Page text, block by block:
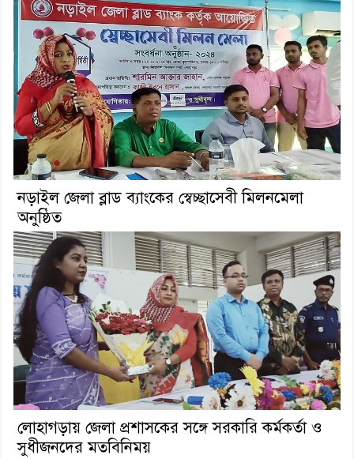
নড়াইল জেলা ব্লাড ব্যাংকের স্বেচ্ছাসেবী মিলনমেলা
অনুষ্ঠিত
লোহাগড়ায় জেলা প্রশাসকের সঙ্গে সরকারি কর্মকর্তা ও
সুধীজনদের মতবিনিময়